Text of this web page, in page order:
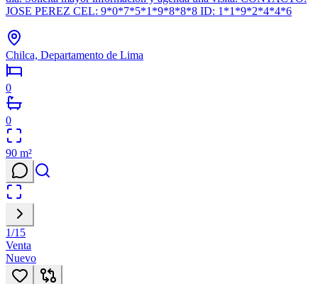
JOSE PEREZ CEL: 9*0*7*5*1*9*8*8*8 ID: 1*1*9*2*4*4*6
Chilca, Departamento de Lima
0
0
90 m²
1/15
Venta
Nuevo